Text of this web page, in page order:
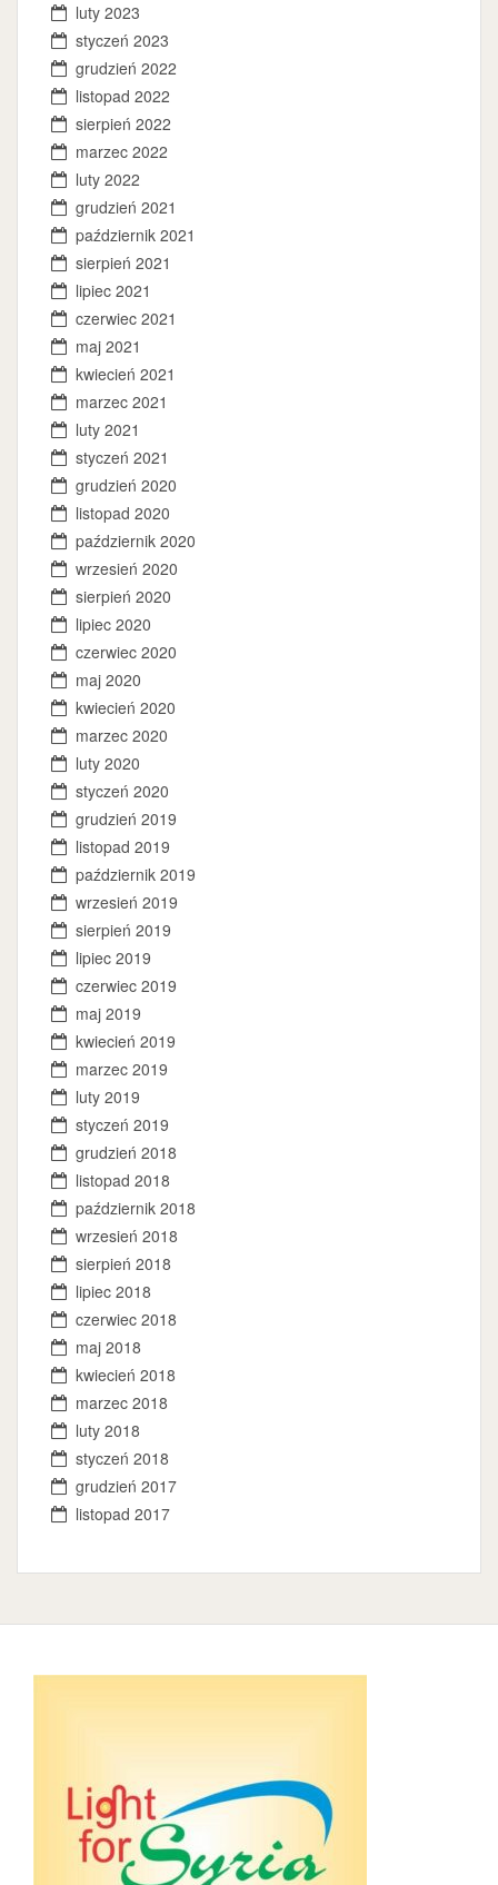
luty 2023
styczeń 2023
grudzień 2022
listopad 2022
sierpień 2022
marzec 2022
luty 2022
grudzień 2021
październik 2021
sierpień 2021
lipiec 2021
czerwiec 2021
maj 2021
kwiecień 2021
marzec 2021
luty 2021
styczeń 2021
grudzień 2020
listopad 2020
październik 2020
wrzesień 2020
sierpień 2020
lipiec 2020
czerwiec 2020
maj 2020
kwiecień 2020
marzec 2020
luty 2020
styczeń 2020
grudzień 2019
listopad 2019
październik 2019
wrzesień 2019
sierpień 2019
lipiec 2019
czerwiec 2019
maj 2019
kwiecień 2019
marzec 2019
luty 2019
styczeń 2019
grudzień 2018
listopad 2018
październik 2018
wrzesień 2018
sierpień 2018
lipiec 2018
czerwiec 2018
maj 2018
kwiecień 2018
marzec 2018
luty 2018
styczeń 2018
grudzień 2017
listopad 2017